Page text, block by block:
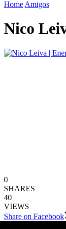
Home Amigos
Nico
0
SHARES
40
VIEWS
Share on Facebook